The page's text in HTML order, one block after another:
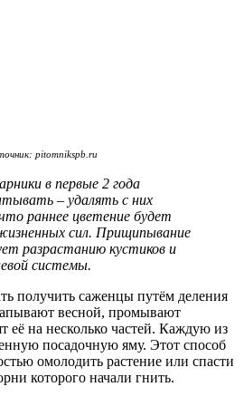
pitomnikspb.ru
в первые 2 года
– удалять с них
раннее цветение будет
сил. Прищипывание
разрастанию кустиков и
системы.
получить саженцы путём деления
весной, промывают
её на несколько частей. Каждую из
посадочную яму. Этот способ
омолодить растение или спасти
которого начали гнить.